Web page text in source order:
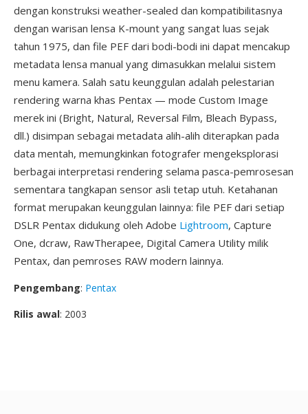
dengan konstruksi weather-sealed dan kompatibilitasnya
dengan warisan lensa K-mount yang sangat luas sejak
tahun 1975, dan file PEF dari bodi-bodi ini dapat mencakup
metadata lensa manual yang dimasukkan melalui sistem
menu kamera. Salah satu keunggulan adalah pelestarian
rendering warna khas Pentax — mode Custom Image
merek ini (Bright, Natural, Reversal Film, Bleach Bypass,
dll.) disimpan sebagai metadata alih-alih diterapkan pada
data mentah, memungkinkan fotografer mengeksplorasi
berbagai interpretasi rendering selama pasca-pemrosesan
sementara tangkapan sensor asli tetap utuh. Ketahanan
format merupakan keunggulan lainnya: file PEF dari setiap
DSLR Pentax didukung oleh Adobe Lightroom, Capture
One, dcraw, RawTherapee, Digital Camera Utility milik
Pentax, dan pemroses RAW modern lainnya.
Pengembang: Pentax
Rilis awal: 2003